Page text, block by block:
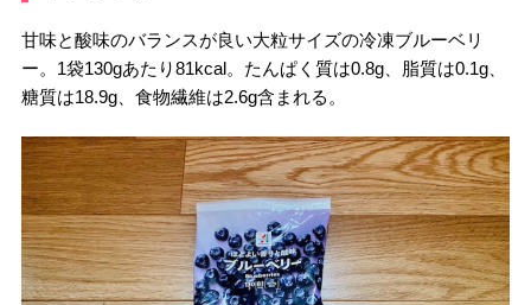
甘味と酸味のバランスが良い大粒サイズの冷凍ブルーベリ
ー。1袋130gあたり81kcal。たんぱく質は0.8g、脂質は0.1g、
糖質は18.9g、食物繊維は2.6g含まれる。